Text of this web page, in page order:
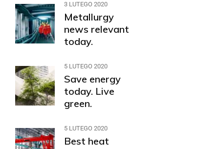
3 LUTEGO 2020
Metallurgy
news relevant
today.
5 LUTEGO 2020
Save energy
today. Live
green.
5 LUTEGO 2020
Best heat